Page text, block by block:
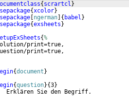
{ scrartcl }
{xcolor}
ngerman { babel }
{exsheets }
{%
print=true,
print=true,
{document }
{question}{3}
Erklären Sie den Begriff.